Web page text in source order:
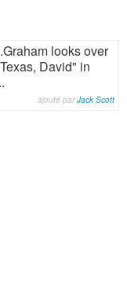
looks over
David" in
ajouté parJack Scott